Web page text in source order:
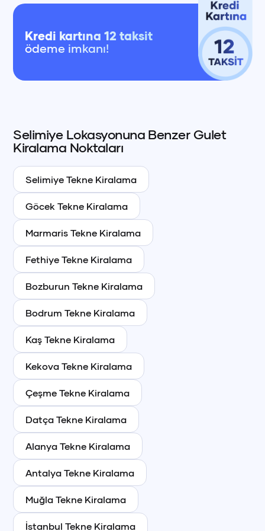
+90 (850) 242 50 50
+90 (850) 242 50 50
Kredi kartına 12 taksit
ödeme imkanı!
+90 (850) 242 50 50
+90 (850) 242 50 50
SelimiyeLokasyonuna BenzerGulet
Kiralama Noktaları
Selimiye Tekne Kiralama
Göcek Tekne Kiralama
Marmaris Tekne Kiralama
Fethiye Tekne Kiralama
Bozburun Tekne Kiralama
Bodrum Tekne Kiralama
Kaş Tekne Kiralama
Kekova Tekne Kiralama
Çeşme Tekne Kiralama
Datça Tekne Kiralama
Alanya Tekne Kiralama
Antalya Tekne Kiralama
Muğla Tekne Kiralama
İstanbul Tekne Kiralama
+90 (850) 242 50 50
+90 (850) 242 50 50